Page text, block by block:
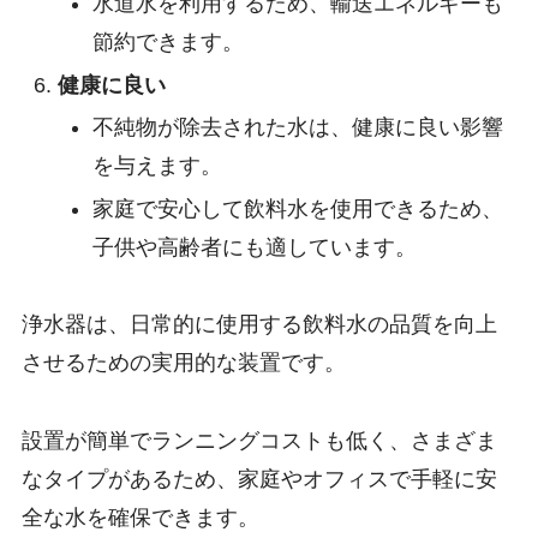
節約できます。
健康に良い
不純物が除去された水は、健康に良い影響
を与えます。
家庭で安心して飲料水を使用できるため、
子供や高齢者にも適しています。
浄水器は、日常的に使用する飲料水の品質を向上
させるための実用的な装置です。
設置が簡単でランニングコストも低く、さまざま
なタイプがあるため、家庭やオフィスで手軽に安
全な水を確保できます。